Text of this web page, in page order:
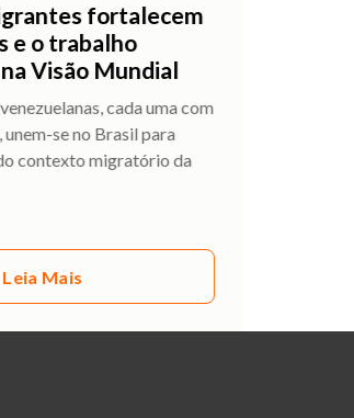
fortalecem
e o trabalho
Visão Mundial
cada uma com
unem-se no Brasil para
contexto migratório da
Leia Mais